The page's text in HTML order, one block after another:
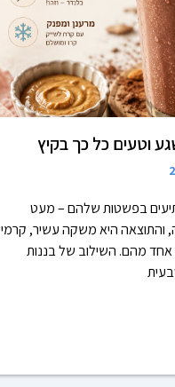
וטעים כל כך בקיץ
בפשטות שלהם – מעט
והתוצאה היא משקה עשיר, קרמי
אחד מהם. השילוב של בננות